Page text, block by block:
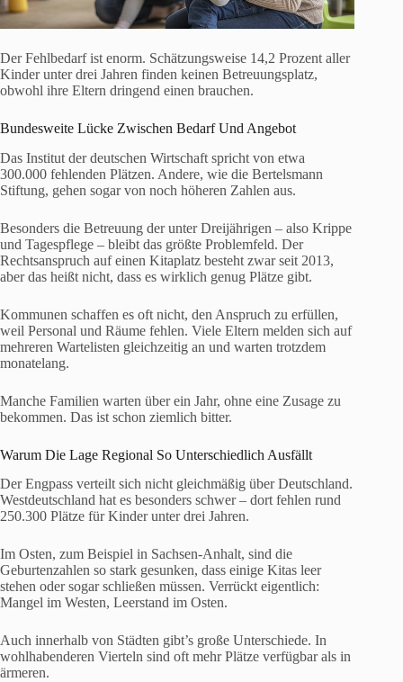
Der Fehlbedarf ist enorm. Schätzungsweise 14,2 Prozent aller
Kinder unter drei Jahren finden keinen Betreuungsplatz,
obwohl ihre Eltern dringend einen brauchen.
Bundesweite Lücke Zwischen Bedarf Und Angebot
Das Institut der deutschen Wirtschaft spricht von etwa
300.000 fehlenden Plätzen. Andere, wie die Bertelsmann
Stiftung, gehen sogar von noch höheren Zahlen aus.
Besonders die Betreuung der unter Dreijährigen – also Krippe
und Tagespflege – bleibt das größte Problemfeld. Der
Rechtsanspruch auf einen Kitaplatz besteht zwar seit 2013,
aber das heißt nicht, dass es wirklich genug Plätze gibt.
Kommunen schaffen es oft nicht, den Anspruch zu erfüllen,
weil Personal und Räume fehlen. Viele Eltern melden sich auf
mehreren Wartelisten gleichzeitig an und warten trotzdem
monatelang.
Manche Familien warten über ein Jahr, ohne eine Zusage zu
bekommen. Das ist schon ziemlich bitter.
Warum Die Lage Regional So Unterschiedlich Ausfällt
Der Engpass verteilt sich nicht gleichmäßig über Deutschland.
Westdeutschland hat es besonders schwer – dort fehlen rund
250.300 Plätze für Kinder unter drei Jahren.
Im Osten, zum Beispiel in Sachsen-Anhalt, sind die
Geburtenzahlen so stark gesunken, dass einige Kitas leer
stehen oder sogar schließen müssen. Verrückt eigentlich:
Mangel im Westen, Leerstand im Osten.
Auch innerhalb von Städten gibt’s große Unterschiede. In
wohlhabenderen Vierteln sind oft mehr Plätze verfügbar als in
ärmeren.